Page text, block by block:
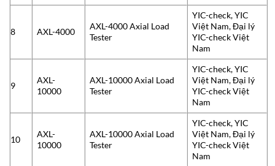
8 AXL-4000
AXL-4000 Axial Load
Tester
YIC-check, YIC
Việt Nam, Đại lý
YIC-check Việt
Nam
9
AXL-
10000
AXL-10000 Axial Load
Tester
YIC-check, YIC
Việt Nam, Đại lý
YIC-check Việt
Nam
10
AXL-
10000
AXL-10000 Axial Load
Tester
YIC-check, YIC
Việt Nam, Đại lý
YIC-check Việt
Nam